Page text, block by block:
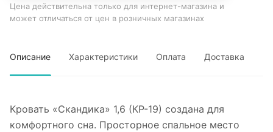
Цена действительна только для интернет-магазина и
может отличаться от цен в розничных магазинах
Описание Характеристики Оплата Доставка
Кровать «Скандика» 1,6 (КР-19) создана для
комфортного сна. Просторное спальное место